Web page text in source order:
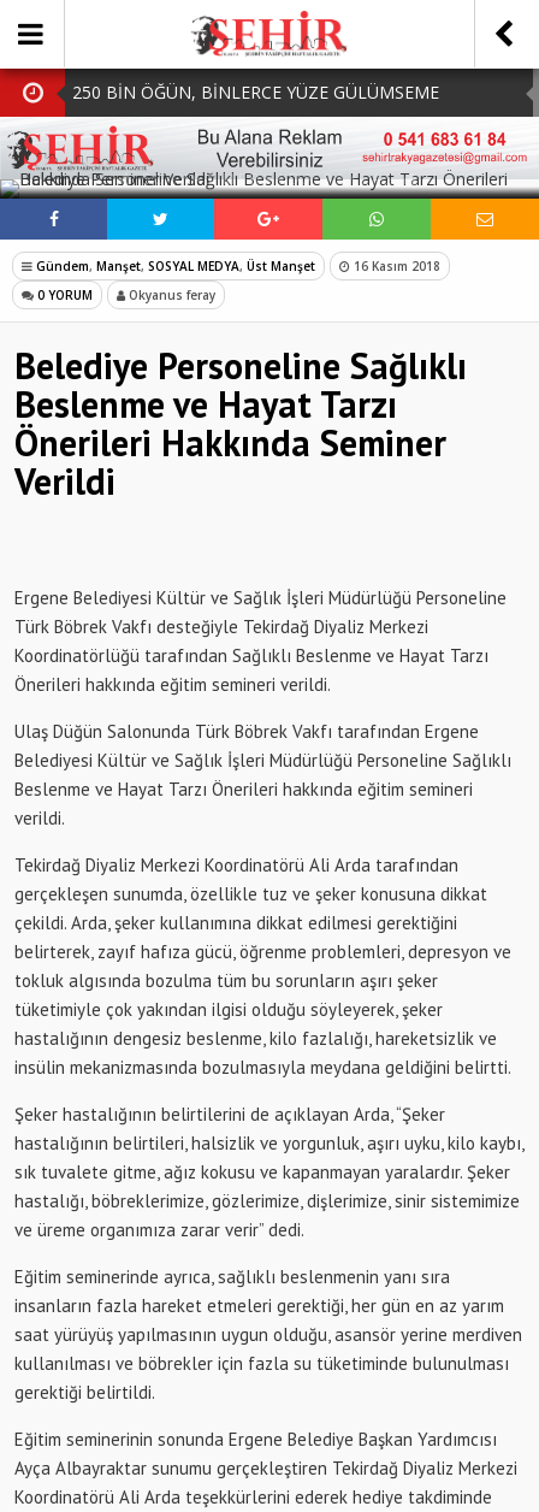
250 BİN ÖĞÜN, BİNLERCE YÜZE GÜLÜMSEME
BAŞKAN MÜGE YILDIZ TOPAK: ‘SOSYAL
BELEDİYECİLİKTE HİÇBİR HEMŞERİMİZİ YALNIZ
BIRAKMIYORUZ!’
MHP Çorlu İlçe Teşkilatında Yeni Dönem Başladı:
Mazbatalar Alındı
Dolu Vurdu, Büyükşehir Üreticiyi Yalnız Bırakmadı
SOFRALARDA BEREKETİ, GÖNÜLLERDE DAYANIŞMAYI
SOSYAL MEDYADA PAYLAŞ
Gündem, Manşet, SOSYAL MEDYA, Üst Manşet
16 Kasım 2018
0 YORUM
Okyanus feray
Belediye Personeline Sağlıklı
Beslenme ve Hayat Tarzı
Önerileri Hakkında Seminer
Verildi
Ergene Belediyesi Kültür ve Sağlık İşleri Müdürlüğü Personeline
Türk Böbrek Vakfı desteğiyle Tekirdağ Diyaliz Merkezi
Koordinatörlüğü tarafından Sağlıklı Beslenme ve Hayat Tarzı
Önerileri hakkında eğitim semineri verildi.
Ulaş Düğün Salonunda Türk Böbrek Vakfı tarafından Ergene
Belediyesi Kültür ve Sağlık İşleri Müdürlüğü Personeline Sağlıklı
Beslenme ve Hayat Tarzı Önerileri hakkında eğitim semineri
verildi.
Tekirdağ Diyaliz Merkezi Koordinatörü Ali Arda tarafından
gerçekleşen sunumda, özellikle tuz ve şeker konusuna dikkat
çekildi. Arda, şeker kullanımına dikkat edilmesi gerektiğini
belirterek, zayıf hafıza gücü, öğrenme problemleri, depresyon ve
tokluk algısında bozulma tüm bu sorunların aşırı şeker
tüketimiyle çok yakından ilgisi olduğu söyleyerek, şeker
hastalığının dengesiz beslenme, kilo fazlalığı, hareketsizlik ve
insülin mekanizmasında bozulmasıyla meydana geldiğini belirtti.
Şeker hastalığının belirtilerini de açıklayan Arda, “Şeker
hastalığının belirtileri, halsizlik ve yorgunluk, aşırı uyku, kilo kaybı,
sık tuvalete gitme, ağız kokusu ve kapanmayan yaralardır. Şeker
hastalığı, böbreklerimize, gözlerimize, dişlerimize, sinir sistemimize
ve üreme organımıza zarar verir” dedi.
Eğitim seminerinde ayrıca, sağlıklı beslenmenin yanı sıra
insanların fazla hareket etmeleri gerektiği, her gün en az yarım
saat yürüyüş yapılmasının uygun olduğu, asansör yerine merdiven
kullanılması ve böbrekler için fazla su tüketiminde bulunulması
gerektiği belirtildi.
Eğitim seminerinin sonunda Ergene Belediye Başkan Yardımcısı
Ayça Albayraktar sunumu gerçekleştiren Tekirdağ Diyaliz Merkezi
Koordinatörü Ali Arda teşekkürlerini ederek hediye takdiminde